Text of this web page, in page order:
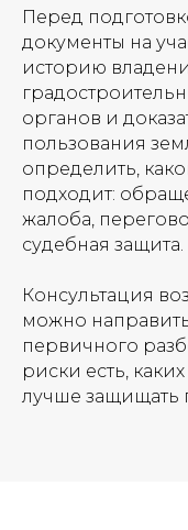
Перед
документы на
историю
органов и
пользования
определить,
подходит:
жалоба,
судебная защита.
Консультация
можно
первичного
риски есть,
лучше защищать